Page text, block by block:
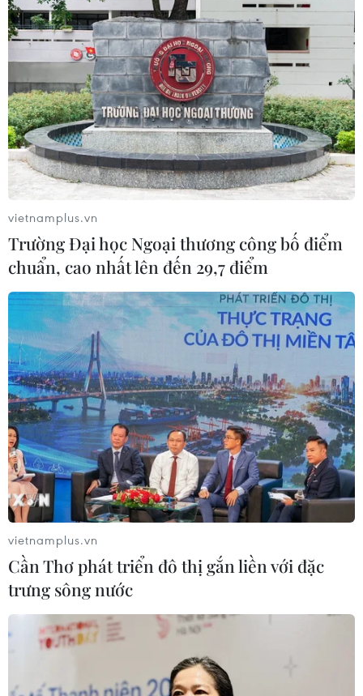
chiều dài 411km với mức đầu tư gần 1.099 tỷ đồng,
nguồn vốn ngân sách nhà nước trung hạn 2021-2025.
Thủ tướng kiểm tra dự án xây dựng đường
vành đai 4 vùng Thủ đô Hà Nội
27/01/2023 06:58
Về các vấn đề vướng mắc của dự án, Thủ tướng chỉ
đạo Văn phòng Chính phủ phối hợp với các Bộ, dưới sự
chỉ đạo của Phó Thủ tướng Trần Hồng Hà giải quyết
ngay theo thẩm quyền.
vietnamplus.vn
Trường Đại học Ngoại thương công bố điểm
chuẩn, cao nhất lên đến 29,7 điểm
vietnamplus.vn
Cần Thơ phát triển đô thị gắn liền với đặc
trưng sông nước